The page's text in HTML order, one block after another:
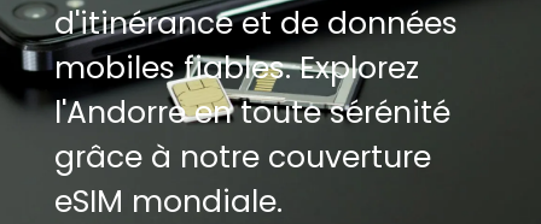
d'itinérance et de données
mobiles fiables. Explorez
l'Andorre en toute sérénité
grâce à notre couverture
eSIM mondiale.
d'itinérance et de données
mobiles fiables. Explorez
l'Andorre en toute sérénité
grâce à notre couverture
eSIM mondiale.